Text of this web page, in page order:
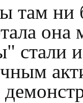
там ни
стали